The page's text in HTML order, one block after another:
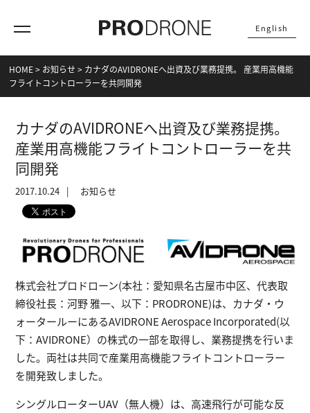
English
HOME> お知らせ > カナダのAVIDRONEへ出資及び業務提携。 産業用高機能
フライトコントローラーを共同開発
カナダのAVIDRONEへ出資及び業務提携。
産業用高機能フライトコントローラーを共
同開発
2017.10.24 お知らせ
株式会社プロドローン(本社：愛知県名古屋市中区、代表取
締役社長：河野 雅一、以下：PRODRONE)は、カナダ・ウ
ォータールーにあるAVIDRONE Aerospace Incorporated(以
下：AVIDRONE）の株式の一部を取得し、業務提携を行いま
した。両社は共同で産業用高機能フライトコントローラー
を開発致しました。
シングルローターUAV（無人機）は、高速飛行が可能な反